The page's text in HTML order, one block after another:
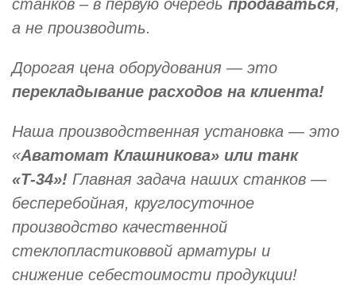
станков – в первую очередь продаваться,
а не производить.
Дорогая цена оборудования — это
перекладывание расходов на клиента!
Наша производственная установка — это
«Аватомат Клашникова» или танк
«Т-34»! Главная задача наших станков —
бесперебойная, круглосуточное
производство качественной
стеклопластиковвой арматуры и
снижение себестоимости продукции!